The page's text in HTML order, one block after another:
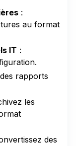
:
au format
IT :
rapports
les
des